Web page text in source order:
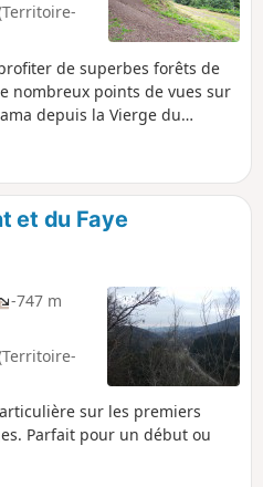
de superbes forêts de
nombreux points de vues sur
depuis la Vierge du
Aucune
pour certains : on peut
boule par Baerenkopf, ce
300 m de dénivelé, tout en
attraits.
et du Faye
-747 m
sur les premiers
Parfait pour un début ou